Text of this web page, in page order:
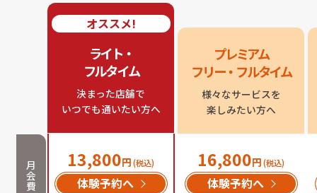
オススメ!
ライト・
フルタイム
決まった店舗で
いつでも通いたい方へ
プレミアム
フリー・フルタイム
様々なサービスを
楽しみたい方へ
月
会
費
13,800円 (税込)
体験予約へ
16,800円 (税込)
体験予約へ